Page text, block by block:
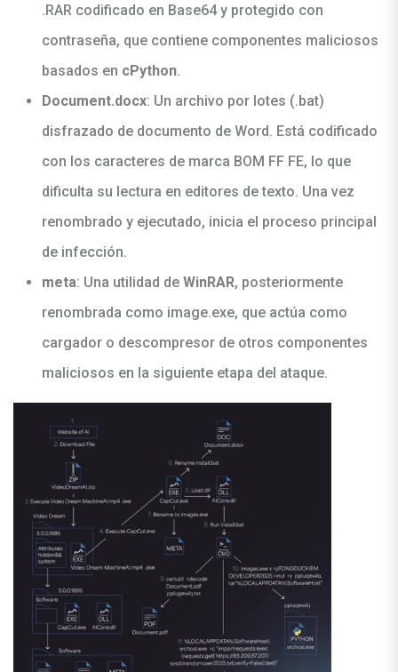
.RAR codificado en Base64 y protegido con
contraseña, que contiene componentes maliciosos
basados en cPython.
Document.docx: Un archivo por lotes (.bat)
disfrazado de documento de Word. Está codificado
con los caracteres de marca BOM FF FE, lo que
dificulta su lectura en editores de texto. Una vez
renombrado y ejecutado, inicia el proceso principal
de infección.
meta: Una utilidad de WinRAR, posteriormente
renombrada como image.exe, que actúa como
cargador o descompresor de otros componentes
maliciosos en la siguiente etapa del ataque.